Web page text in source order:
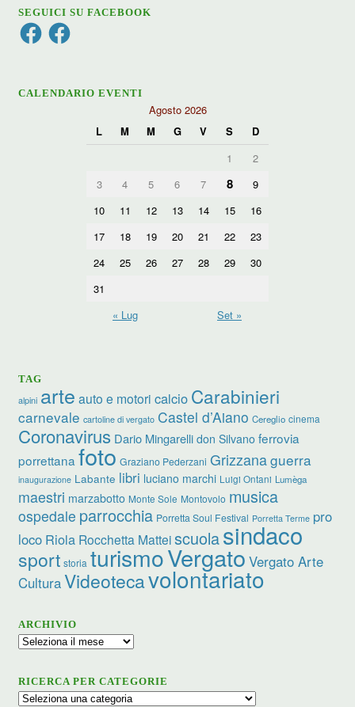
SEGUICI SU FACEBOOK
FacebookFacebook
CALENDARIO EVENTI
Agosto 2026
L
M M G V S
D
1
2
3
4 5 6 7 8
9
10
11 12 13 14 15
16
17
18 19 20 21 22
23
24
25 26 27 28 29
30
31
« Lug
Set »
TAG
alpini arte auto e motori calcio Carabinieri
carnevale cartoline di vergato Castel d’Aiano Cereglio cinema
Coronavirus Dario Mingarelli don Silvano ferrovia
porrettana foto Graziano Pederzani Grizzanaguerra
inaugurazione Labante libri luciano marchi Luigi Ontani Lumèga
maestri marzabotto Monte Sole Montovolo musica
ospedale parrocchia Porretta Soul Festival Porretta Terme pro
loco Riola Rocchetta Matteiscuolasindaco
sport storia turismoVergato Vergato Arte
CulturaVideotecavolontariato
ARCHIVIO
Archivio
RICERCA PER CATEGORIE
Ricerca